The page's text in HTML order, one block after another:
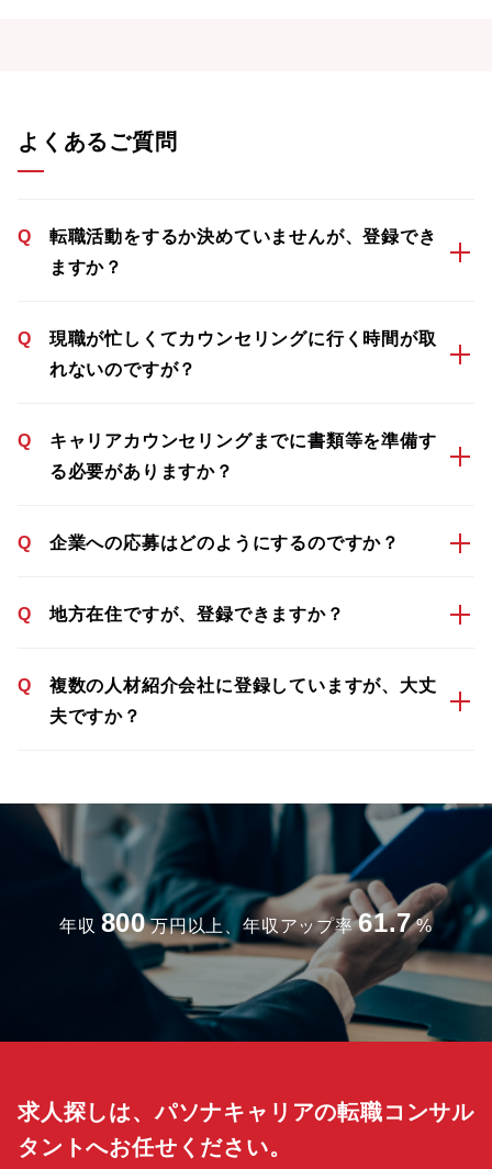
よくあるご質問
Q
転職活動をするか決めていませんが、登録でき
ますか？
Q
現職が忙しくてカウンセリングに行く時間が取
れないのですが？
Q
キャリアカウンセリングまでに書類等を準備す
る必要がありますか？
Q 企業への応募はどのようにするのですか？
Q 地方在住ですが、登録できますか？
Q
複数の人材紹介会社に登録していますが、大丈
夫ですか？
年収 800 万円以上、年収アップ率 61.7 %
求人探しは、パソナキャリアの転職コンサル
タントへお任せください。